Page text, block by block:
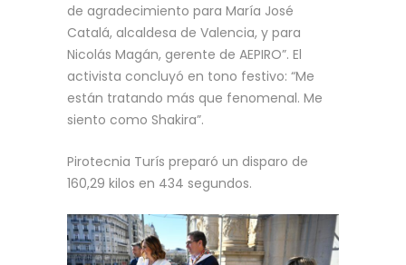
de agradecimiento para María José
Catalá, alcaldesa de Valencia, y para
Nicolás Magán, gerente de AEPIRO”. El
activista concluyó en tono festivo: “Me
están tratando más que fenomenal. Me
siento como Shakira”.
Pirotecnia Turís preparó un disparo de
160,29 kilos en 434 segundos.